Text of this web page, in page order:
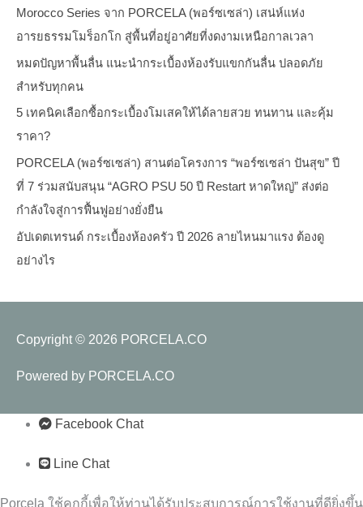
Morocco Series จาก PORCELA (พอร์ซเซล่า) เสน่ห์แห่ง
อารยธรรมโมร็อกโก สู่พื้นที่อยู่อาศัยที่งดงามเหนือกาลเวลา
หมดปัญหาพื้นลื่น แนะนำกระเบื้องห้องรับแขกกันลื่น ปลอดภัย
สำหรับทุกคน
5 เทคนิคเลือกซื้อกระเบื้องโมเสคให้ได้ลายสวย ทนทาน และคุ้ม
ราคา?
PORCELA (พอร์ซเซล่า) สานต่อโครงการ “พอร์ซเซล่า ปันสุข” ปี
ที่ 7 ร่วมสนับสนุน “AGRO PSU 50 ปี Restart หาดใหญ่” ส่งต่อ
กำลังใจสู่การฟื้นฟูอย่างยั่งยืน
อัปเดตเทรนด์ กระเบื้องห้องครัว ปี 2026 ลายไหนมาแรง ต้องดู
อย่างไร
Copyright © 2026 PORCELA.CO
Powered by PORCELA.CO
Facebook Chat
Line Chat
Porcela ใช้คุกกี้เพื่อให้ท่านได้รับประสบการณ์การใช้งานที่ดียิ่งขึ้น